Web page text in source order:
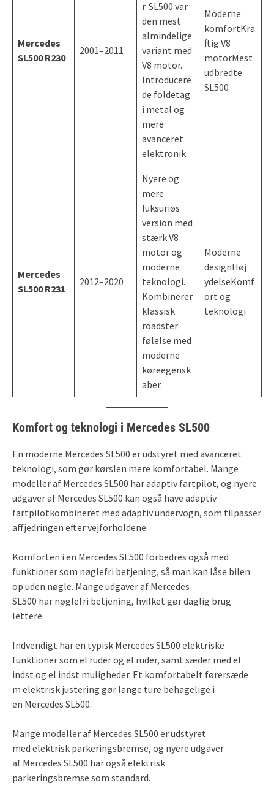
Mercedes
SL500 R230
2001–2011
r. SL500 var
den mest
almindelige
variant med
V8 motor.
Introducere
de foldetag
i metal og
mere
avanceret
elektronik.
Moderne
komfortKra
ftig V8
motorMest
udbredte
SL500
Mercedes
SL500 R231
2012–2020
Nyere og
mere
luksuriøs
version med
stærk V8
motor og
moderne
teknologi.
Kombinerer
klassisk
roadster
følelse med
moderne
køreegensk
aber.
Moderne
designHøj
ydelseKomf
ort og
teknologi
Komfort og teknologi i Mercedes SL500
En moderne Mercedes SL500 er udstyret med avanceret
teknologi, som gør kørslen mere komfortabel. Mange
modeller af Mercedes SL500 har adaptiv fartpilot, og nyere
udgaver af Mercedes SL500 kan også have adaptiv
fartpilotkombineret med adaptiv undervogn, som tilpasser
affjedringen efter vejforholdene.
Komforten i en Mercedes SL500 forbedres også med
funktioner som nøglefri betjening, så man kan låse bilen
op uden nøgle. Mange udgaver af Mercedes
SL500 har nøglefri betjening, hvilket gør daglig brug
lettere.
Indvendigt har en typisk Mercedes SL500 elektriske
funktioner som el ruder og el ruder, samt sæder med el
indst og el indst muligheder. Et komfortabelt førersæde
m elektrisk justering gør lange ture behagelige i
en Mercedes SL500.
Mange modeller af Mercedes SL500 er udstyret
med elektrisk parkeringsbremse, og nyere udgaver
af Mercedes SL500 har også elektrisk
parkeringsbremse som standard.